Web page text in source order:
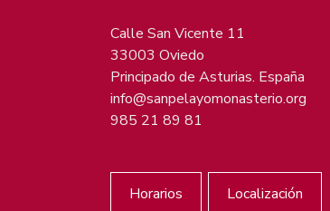
Calle San Vicente 11
33003 Oviedo
Principado de Asturias. España
info@sanpelayomonasterio.org
985 21 89 81
Horarios Localización